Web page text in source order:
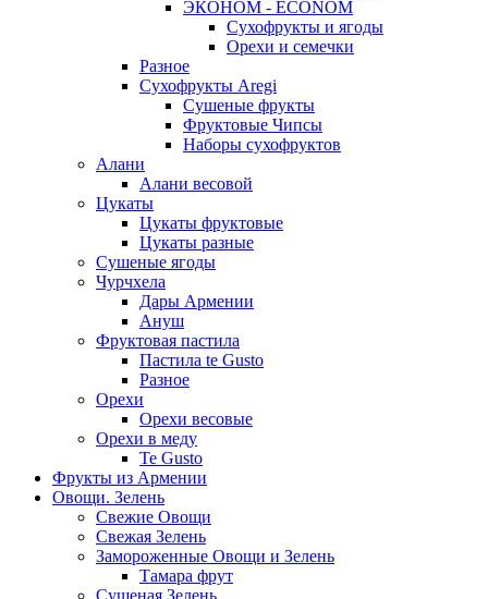
ЭКОНОМ - ECONOM
Сухофрукты и ягоды
Орехи и семечки
Разное
Сухофрукты Aregi
Сушеные фрукты
Фруктовые Чипсы
Наборы сухофруктов
Алани
Алани весовой
Цукаты
Цукаты фруктовые
Цукаты разные
Сушеные ягоды
Чурчхела
Дары Армении
Ануш
Фруктовая пастила
Пастила te Gusto
Разное
Орехи
Орехи весовые
Орехи в меду
Te Gusto
Фрукты из Армении
Овощи. Зелень
Свежие Овощи
Свежая Зелень
Замороженные Овощи и Зелень
Тамара фрут
Сушеная Зелень